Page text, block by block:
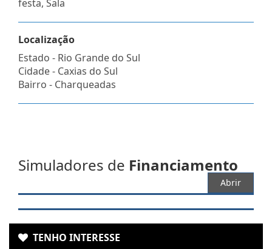
festa, Sala
Localização
Estado - Rio Grande do Sul
Cidade - Caxias do Sul
Bairro - Charqueadas
Simuladores de Financiamento
Abrir
TENHO INTERESSE